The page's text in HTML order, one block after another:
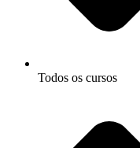
Todos os cursos